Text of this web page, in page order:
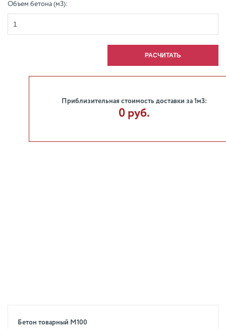
Объем бетона (м3):
Приблизительная стоимость доставки за 1м3:
0 руб.
Бетон товарный М100